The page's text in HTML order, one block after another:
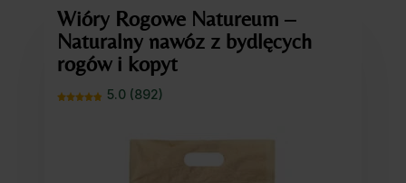
Wióry Rogowe Natureum –
Naturalny nawóz z bydlęcych
rogów i kopyt
5.0 (892)